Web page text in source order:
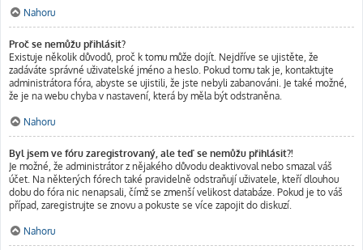
Nahoru
Proč se nemůžu přihlásit?
Existuje několik důvodů, proč k tomu může dojít. Nejdříve se ujistěte, že
zadáváte správné uživatelské jméno a heslo. Pokud tomu tak je, kontaktujte
administrátora fóra, abyste se ujistili, že jste nebyli zabanováni. Je také možné,
že je na webu chyba v nastavení, která by měla být odstraněna.
Nahoru
Byl jsem ve fóru zaregistrovaný, ale teď se nemůžu přihlásit?!
Je možné, že administrátor z nějakého důvodu deaktivoval nebo smazal váš
účet. Na některých fórech také pravidelně odstraňují uživatele, kteří dlouhou
dobu do fóra nic nenapsali, čímž se zmenší velikost databáze. Pokud je to váš
případ, zaregistrujte se znovu a pokuste se více zapojit do diskuzí.
Nahoru